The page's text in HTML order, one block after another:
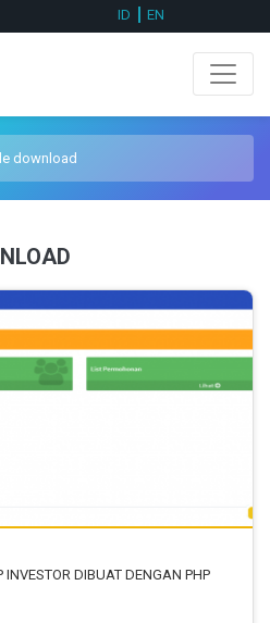
ID EN
download
INVESTOR DIBUAT DENGAN PHP